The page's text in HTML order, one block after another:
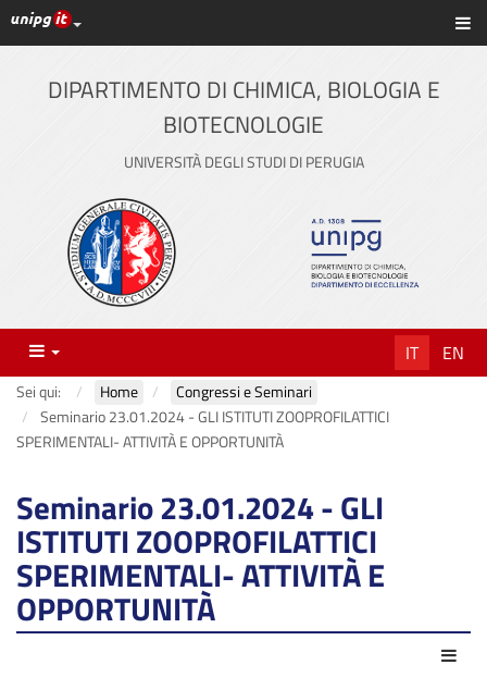
Vai
al
contenuto
principale
Link ai principali servizi web di Ateneo
DIPARTIMENTO DI CHIMICA, BIOLOGIA E
BIOTECNOLOGIE
UNIVERSITÀ DEGLI STUDI DI PERUGIA
Menu IT EN
Sei qui: Home
Congressi e Seminari
Seminario 23.01.2024 - GLI ISTITUTI ZOOPROFILATTICI
SPERIMENTALI- ATTIVITÀ E OPPORTUNITÀ
Seminario 23.01.2024 - GLI
ISTITUTI ZOOPROFILATTICI
SPERIMENTALI- ATTIVITÀ E
OPPORTUNITÀ